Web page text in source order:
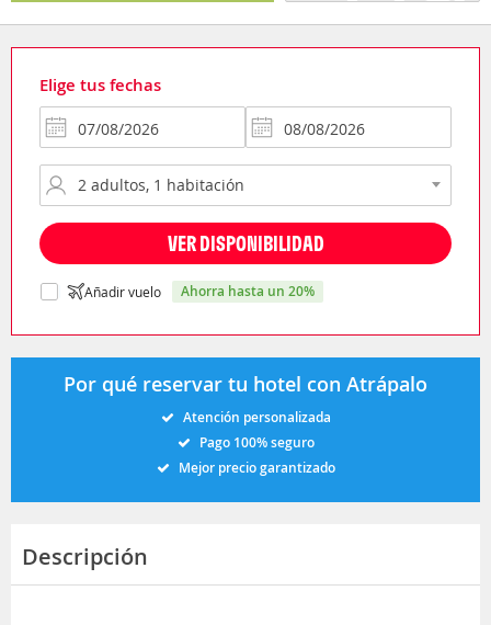
Elige tus fechas
VER DISPONIBILIDAD
Añadir vuelo ahorra hasta un 20%
Por qué reservar tu hotel con Atrápalo
Atención personalizada
Pago 100% seguro
Mejor precio garantizado
Descripción